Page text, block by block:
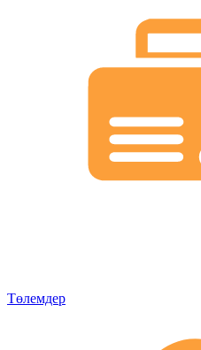
Төлемдер